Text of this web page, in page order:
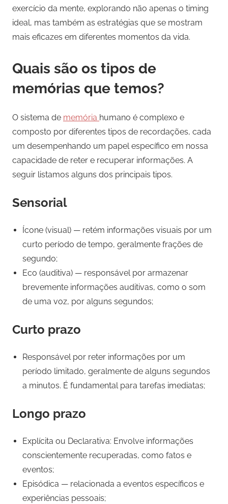
exercício da mente, explorando não apenas o timing
ideal, mas também as estratégias que se mostram
mais eficazes em diferentes momentos da vida.
Quais são os tipos de
memórias que temos?
O sistema de memória humano é complexo e
composto por diferentes tipos de recordações, cada
um desempenhando um papel específico em nossa
capacidade de reter e recuperar informações. A
seguir listamos alguns dos principais tipos.
Sensorial
Ícone (visual) — retém informações visuais por um
curto período de tempo, geralmente frações de
segundo;
Eco (auditiva) — responsável por armazenar
brevemente informações auditivas, como o som
de uma voz, por alguns segundos;
Curto prazo
Responsável por reter informações por um
período limitado, geralmente de alguns segundos
a minutos. É fundamental para tarefas imediatas;
Longo prazo
Explícita ou Declarativa: Envolve informações
conscientemente recuperadas, como fatos e
eventos;
Episódica — relacionada a eventos específicos e
experiências pessoais;